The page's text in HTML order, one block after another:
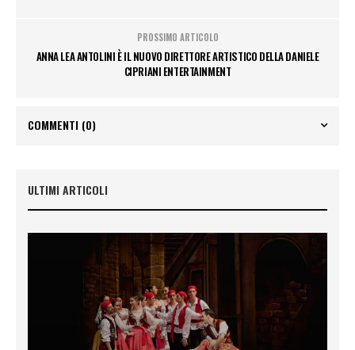
PROSSIMO ARTICOLO
ANNA LEA ANTOLINI È IL NUOVO DIRETTORE ARTISTICO DELLA DANIELE
CIPRIANI ENTERTAINMENT
COMMENTI (0)
ULTIMI ARTICOLI